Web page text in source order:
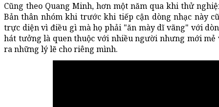
Cũng theo Quang Minh, hơn một năm qua khi thử
Bản thân nhóm khi trước khi tiếp cận dòng nhạc này
trực diện vì điều gì mà họ phải "ăn mày dĩ vãng" với
hát tưởng là quen thuộc với nhiều người nhưng mới
ra những lý lẽ cho riêng mình.